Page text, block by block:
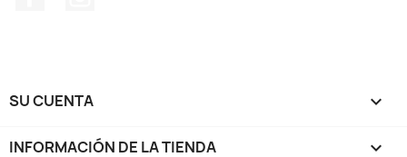
SU CUENTA 
INFORMACIÓN DE LA TIENDA keyboard_arrow_down